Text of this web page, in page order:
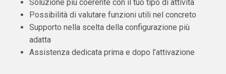
Soluzione più coerente con il tuo tipo di attività
Possibilità di valutare funzioni utili nel concreto
Supporto nella scelta della configurazione più
adatta
Assistenza dedicata prima e dopo l’attivazione